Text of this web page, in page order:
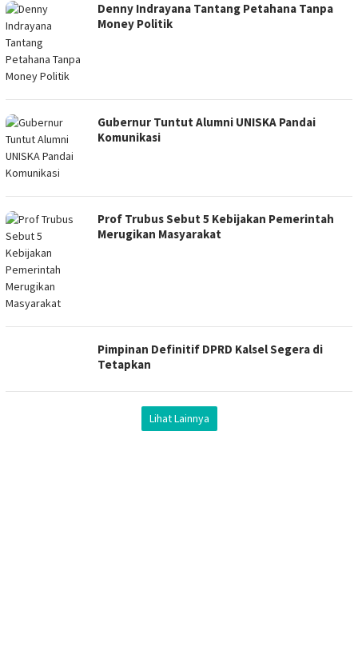
Denny Indrayana Tantang Petahana Tanpa
Money Politik
Gubernur Tuntut Alumni UNISKA Pandai
Komunikasi
Prof Trubus Sebut 5 Kebijakan Pemerintah
Merugikan Masyarakat
Pimpinan Definitif DPRD Kalsel Segera di
Tetapkan
Lihat Lainnya